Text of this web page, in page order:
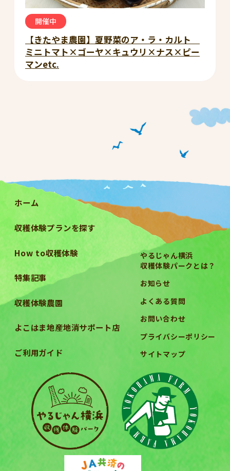
開催中
【きたやま農園】夏野菜のア・ラ・カルト
ミニトマト×ゴーヤ×キュウリ×ナス×ピー
マンetc.
ホーム
収穫体験プランを探す
How to収穫体験
特集記事
収穫体験農園
よこはま地産地消サポート店
ご利用ガイド
やるじゃん横浜
収穫体験パークとは？
お知らせ
よくある質問
お問い合わせ
プライバシーポリシー
サイトマップ